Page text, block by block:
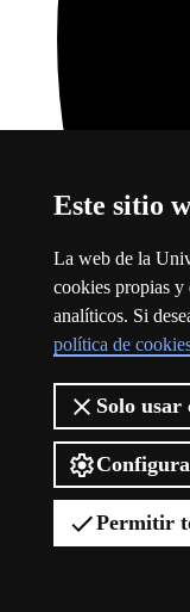
Este sitio
La web de la
cookies propias y
analíticos. Si
política de
Solo usar
Permitir
YouTubeEste